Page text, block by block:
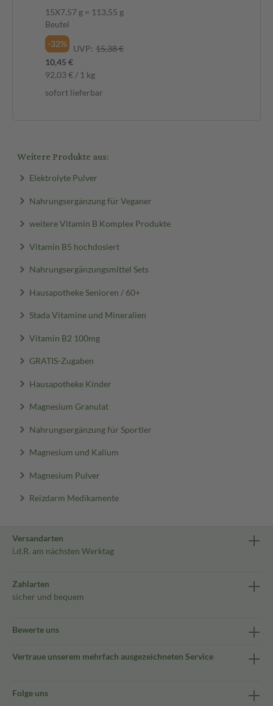
15X7.57 g = 113,55 g
Beutel
-32%
UVP: 15,38 €
10,45 €
92,03 € / 1 kg
sofort lieferbar
Weitere Produkte aus:
Elektrolyte Pulver
Nahrungsergänzung für Veganer
weitere Vitamin B Komplex Produkte
Vitamin B5 hochdosiert
Nahrungsergänzungsmittel Sets
Hausapotheke Senioren / 60+
Stada Vitamine und Mineralien
Vitamin B2 100mg
GRATIS-Zugaben
Hausapotheke Kinder
Magnesium Granulat
Nahrungsergänzung für Sportler
Magnesium und Kalium
Magnesium Pulver
Reizdarm Medikamente
Versandarten
i.d.R. am nächsten Werktag
Zahlarten
sicher und bequem
Bewerte uns
Vertraue unserem mehrfach ausgezeichneten Service
Folge uns